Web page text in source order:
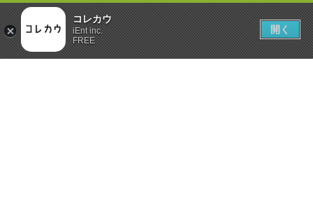
コレカウ
iEnt inc.
FREE
開く